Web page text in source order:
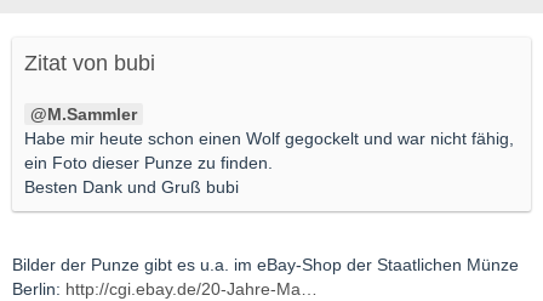
Zitat von bubi
M.Sammler
Habe mir heute schon einen Wolf gegockelt und war nicht fähig,
ein Foto dieser Punze zu finden.
Besten Dank und Gruß bubi
Bilder der Punze gibt es u.a. im eBay-Shop der Staatlichen Münze
Berlin: http://cgi.ebay.de/20-Jahre-Ma…